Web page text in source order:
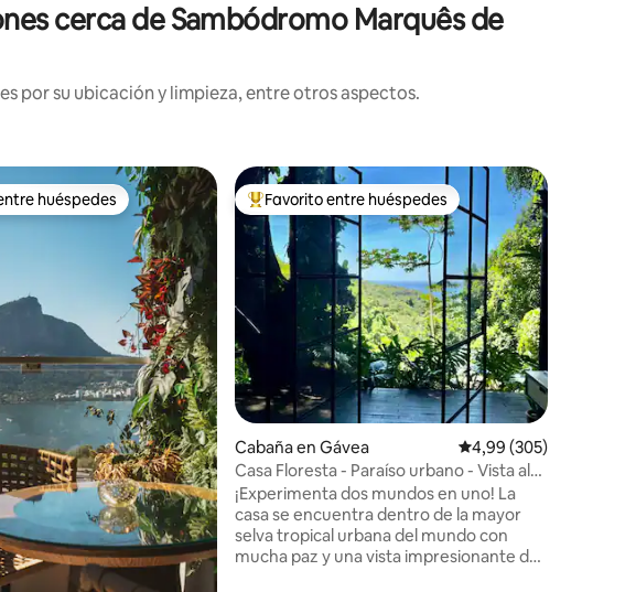
cerca de Sambódromo Marquês de
por su ubicación y limpieza, entre otros aspectos.
5. 290 evaluaciones
los huéspedes más destacados
huéspedes Favorito entre los huéspedes más destacados
Favorito entre huéspedes
Cabaña en Gávea Calificación promedio:
4,99 (305)
Casa Floresta - Paraíso urbano - Vista al
mar
¡Experimenta dos mundos en uno! La
casa se encuentra dentro de la mayor
selva tropical urbana del mundo con
mucha paz y una vista impresionante del